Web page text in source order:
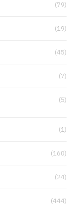
(79)
(19)
(45)
(7)
(5)
(1)
(160)
(24)
(444)